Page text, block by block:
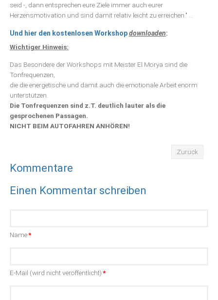
seid -, dann entsprechen eure Ziele immer auch eurer
Herzensmotivation und sind damit relativ leicht zu erreichen." ...
Und hier den kostenlosen Workshopdownloaden:
Wichtiger Hinweis:
Das Besondere der Workshops mit Meister El Morya sind die
Tonfrequenzen,
die die energetische und damit auch die emotionale Arbeit enorm
unterstützen.
Die Tonfrequenzen sind z.T. deutlich lauter als die
gesprochenen Passagen.
NICHT BEIM AUTOFAHREN ANHÖREN!
Zurück
Kommentare
Einen Kommentar schreiben
Pflichtfeld
Name*
Pflichtfeld
E-Mail (wird nicht veröffentlicht)*